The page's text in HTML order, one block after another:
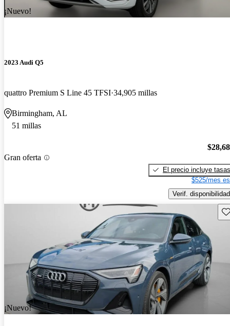
¡Nuevo!
2023 Audi Q5
quattro Premium S Line 45 TFSI 34,905 millas
Birmingham, AL
51 millas
Gran oferta
El precio incluye tasas
$525/mes
Verif. disponibilidad
¡Nuevo!